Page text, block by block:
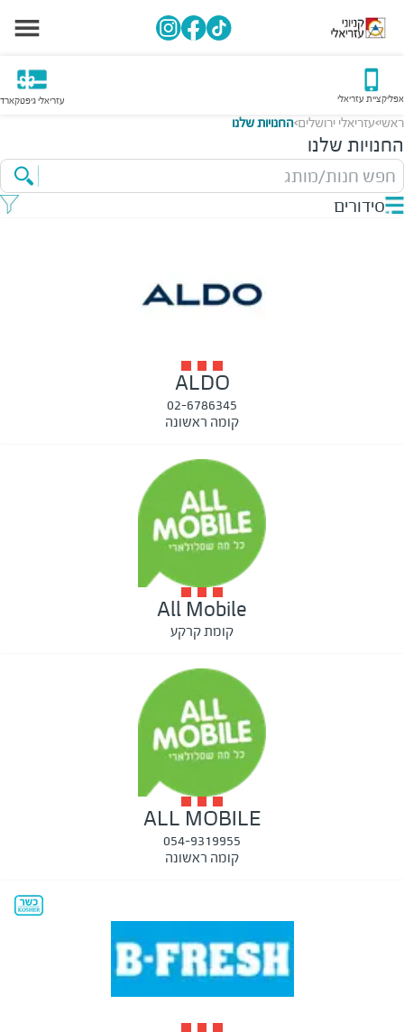
אפליקציית עזריאלי עזריאלי גיפטקארד
ראשי>עזריאלי ירושלים>החנויות שלנו
החנויות שלנו
חפש חנות/מותג
סידורים
ALDO
02-6786345
קומה ראשונה
All Mobile
קומת קרקע
ALL MOBILE
054-9319955
קומה ראשונה